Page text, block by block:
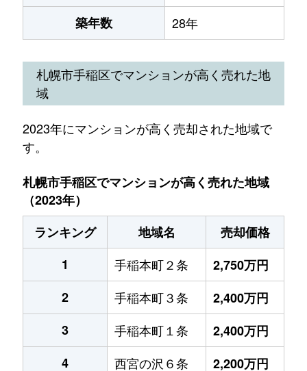
築年数 28年
札幌市手稲区でマンションが高く売れた地
域
2023年にマンションが高く売却された地域で
す。
札幌市手稲区でマンションが高く売れた地域
（2023年）
ランキング
地域名
売却価格
1
手稲本町２条
2,750万円
2
手稲本町３条
2,400万円
3
手稲本町１条
2,400万円
4
西宮の沢６条
2,200万円